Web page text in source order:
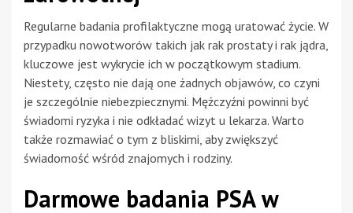
Regularne badania profilaktyczne mogą uratować życie. W
przypadku nowotworów takich jak rak prostaty i rak jądra,
kluczowe jest wykrycie ich w początkowym stadium.
Niestety, często nie dają one żadnych objawów, co czyni
je szczególnie niebezpiecznymi. Mężczyźni powinni być
świadomi ryzyka i nie odkładać wizyt u lekarza. Warto
także rozmawiać o tym z bliskimi, aby zwiększyć
świadomość wśród znajomych i rodziny.
Darmowe badania PSA w